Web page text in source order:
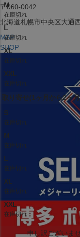
〒060-0042
北海道札幌市中央区大通
MAP
SHOP
M
在庫切れ
L
在庫切れ
XL
在庫切れ
XXL
在庫切れ
取り寄せ(1ヶ月から2ヶ
S
在庫切れ
M
在庫切れ
L
在庫切れ
XL
在庫切れ
XXL
在庫切れ
申し訳ございま